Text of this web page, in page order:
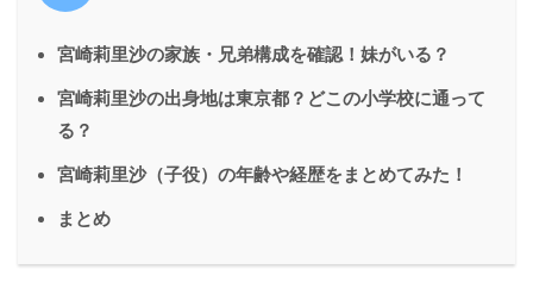
宮崎莉里沙の家族・兄弟構成を確認！妹がいる？
宮崎莉里沙の出身地は東京都？どこの小学校に通って
る？
宮崎莉里沙（子役）の年齢や経歴をまとめてみた！
まとめ